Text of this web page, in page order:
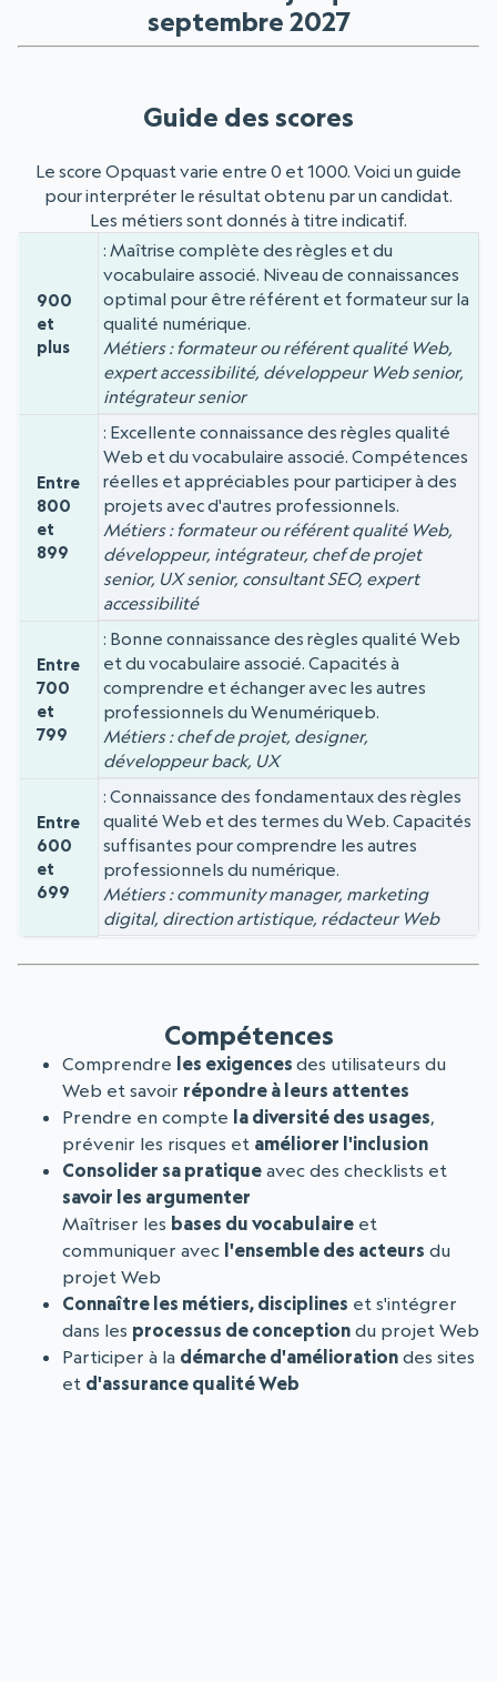
septembre 2027
Guide des scores
Le score Opquast varie entre 0 et 1000. Voici un guide
pour interpréter le résultat obtenu par un candidat.
Les métiers sont donnés à titre indicatif.
Niveau
900
et
plus
Maîtrise complète des règles et du
vocabulaire associé. Niveau de connaissances
optimal pour être référent et formateur sur la
qualité numérique.
Métiers : formateur ou référent qualité Web,
expert accessibilité, développeur Web senior,
intégrateur senior
Entre
800
et
899
Excellente connaissance des règles qualité
Web et du vocabulaire associé. Compétences
réelles et appréciables pour participer à des
projets avec d'autres professionnels.
Métiers : formateur ou référent qualité Web,
développeur, intégrateur, chef de projet
senior, UX senior, consultant SEO, expert
accessibilité
Entre
700
et
799
Bonne connaissance des règles qualité Web
et du vocabulaire associé. Capacités à
comprendre et échanger avec les autres
professionnels du Wenumériqueb.
Métiers : chef de projet, designer,
développeur back, UX
Entre
600
et
699
Connaissance des fondamentaux des règles
qualité Web et des termes du Web. Capacités
suffisantes pour comprendre les autres
professionnels du numérique.
Métiers : community manager, marketing
digital, direction artistique, rédacteur Web
Compétences
Comprendre les exigences des utilisateurs du
Web et savoir répondre à leurs attentes
Prendre en compte la diversité des usages,
prévenir les risques et améliorer l'inclusion
Consolider sa pratique avec des checklists et
savoir les argumenter
Maîtriser les bases du vocabulaire et
communiquer avec l'ensemble des acteurs du
projet Web
Connaître les métiers, disciplines et s'intégrer
dans les processus de conception du projet Web
Participer à la démarche d'amélioration des sites
et d'assurance qualité Web